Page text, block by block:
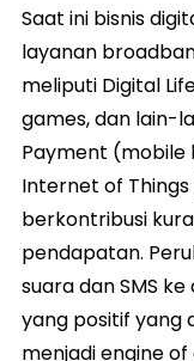
Saat ini bisnis
layanan
meliputi Digital
games, dan lain-
Payment (mobile
Internet of
berkontribusi
pendapatan.
suara dan SMS
yang positif yang
menjadi engine